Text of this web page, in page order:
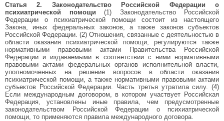
Статья 2. Законодательство Российской Федерации о
психиатрической помощи (1) Законодательство Российской
Федерации о психиатрической помощи состоит из настоящего
Закона, иных федеральных законов, а также законов субъектов
Российской Федерации. (2) Отношения, связанные с деятельностью в
области оказания психиатрической помощи, регулируются также
нормативными правовыми актами Правительства Российской
Федерации и издаваемыми в соответствии с ними нормативными
правовыми актами федеральных органов исполнительной власти,
уполномоченных на решение вопросов в области оказания
психиатрической помощи, а также нормативными правовыми актами
субъектов Российской Федерации. Часть третья утратила силу. (4)
Если международным договором, в котором участвует Российская
Федерация, установлены иные правила, чем предусмотренные
законодательством Российской Федерации о психиатрической
помощи, то применяются правила международного договора.